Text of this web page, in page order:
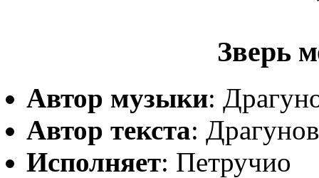
Зверь
Автор музыки:
Автор текста:
Исполняет: Петручио